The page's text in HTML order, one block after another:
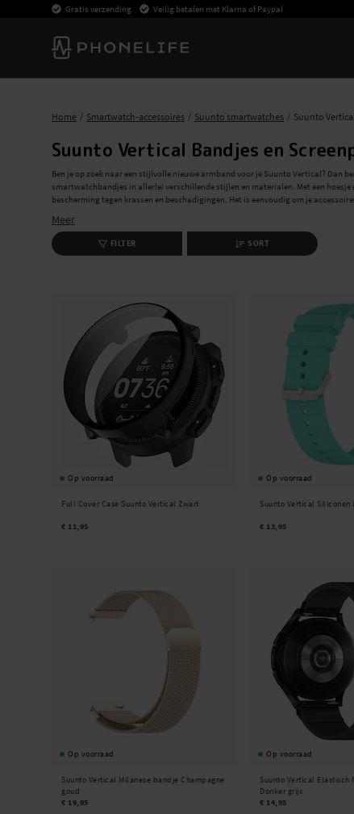
Gratis verzending Veilig betalen met Klarna of Paypal
Home Smartwatch-accessoires Suunto smartwatches Suunto
Suunto Vertical Bandjes en
Ben je op zoek naar een stijlvolle nieuwe armband voor je Suunto Vertical? Dan
smartwatchbandjes in allerlei verschillende stijlen en materialen. Met een
bescherming tegen krassen en beschadigingen. Het is eenvoudig om je
Stijlvolle bandjes voor Suunto Vertical
Kies uit onze vele bandjes voor Suunto Vertical en vind de juiste maat. Van
Wij bieden hoogwaardige hoesjes en screenprotectors die optimale
ontworpen om je Suunto Vertical te perfectioneren zonder concessies te doen
Met snelle verzending en gratis levering is de keuze eenvoudig. Koop je
Vind je niet wat je zoekt? Of heb je hulp nodig bij het kiezen van accessoires?
Meer
FILTER SORT
Op voorraad
Full Cover Case Suunto Vertical Zwart
€ 11,95
Op voorraad
Suunto Vertical Siliconen
€ 13,95
Op voorraad
Suunto Vertical Milanese bandje Champagne
goud
€ 19,95
Op voorraad
Suunto Vertical Elastisch
Donker grijs
€ 14,95